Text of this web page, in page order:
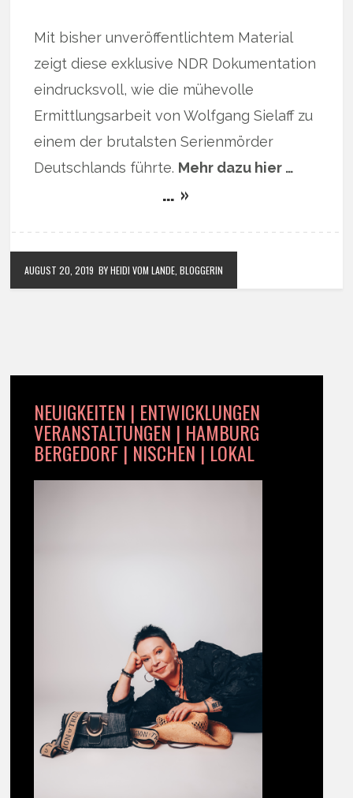
Mit bisher unveröffentlichtem Material
zeigt diese exklusive NDR Dokumentation
eindrucksvoll, wie die mühevolle
Ermittlungsarbeit von Wolfgang Sielaff zu
einem der brutalsten Serienmörder
Deutschlands führte. Mehr dazu hier …
… »
AUGUST 20, 2019 BY HEIDI VOM LANDE, BLOGGERIN
NEUIGKEITEN | ENTWICKLUNGEN
VERANSTALTUNGEN | HAMBURG
BERGEDORF | NISCHEN | LOKAL